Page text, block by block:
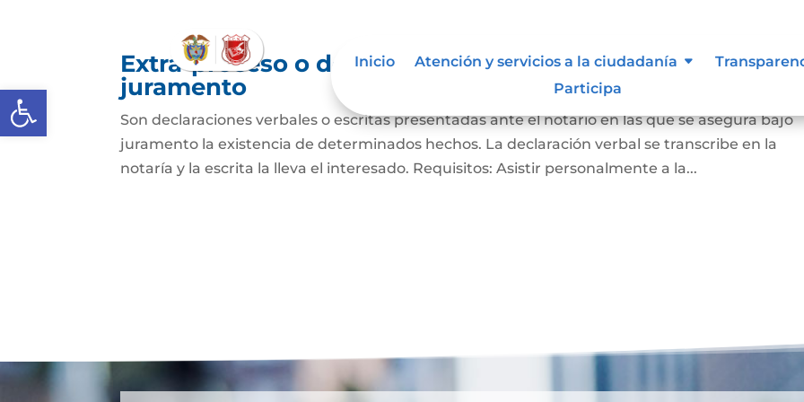
Abrir barra de herramientas
Inicio Atención y servicios a la ciudadanía
Participa
Extra-proceso o declaración bajo la gravedad de
juramento
Son declaraciones verbales o escritas presentadas ante el notario en las que se asegura bajo
juramento la existencia de determinados hechos. La declaración verbal se transcribe en la
notaría y la escrita la lleva el interesado. Requisitos: Asistir personalmente a la...